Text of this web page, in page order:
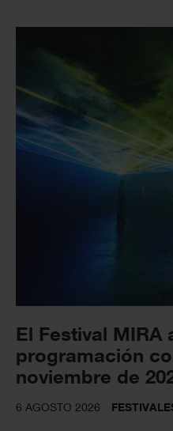
El Festival MIRA
programación
noviembre de
6 AGOSTO 2026